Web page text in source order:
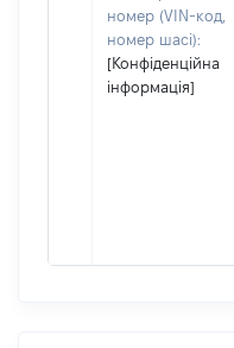
номер (VIN-код,
номер шасі):
[Конфіденційна
інформація]